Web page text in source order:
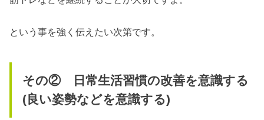
という事を強く伝えたい次第です。
その② 日常生活習慣の改善を意識する
(良い姿勢などを意識する)